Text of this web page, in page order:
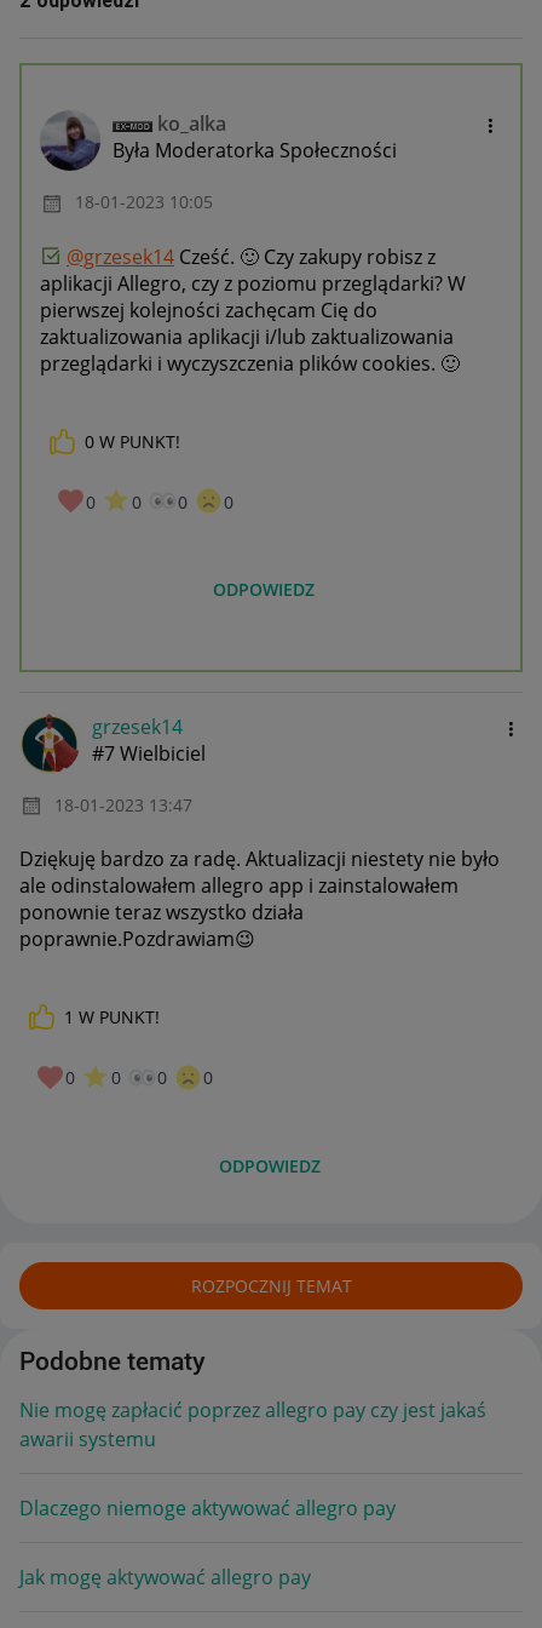
ko_alka
Była Moderatorka Społeczności
‎18-01-2023 10:05
@grzesek14 Cześć. 🙂 Czy zakupy robisz z
aplikacji Allegro, czy z poziomu przeglądarki? W
pierwszej kolejności zachęcam Cię do
zaktualizowania aplikacji i/lub zaktualizowania
przeglądarki i wyczyszczenia plików cookies. 🙂
0 W PUNKT!
0 0 0 0
ODPOWIEDZ
grzesek14
#7 Wielbiciel
‎18-01-2023 13:47
Dziękuję bardzo za radę. Aktualizacji niestety nie było
ale odinstalowałem allegro app i zainstalowałem
ponownie teraz wszystko działa
poprawnie.Pozdrawiam😉
1 W PUNKT!
0 0 0 0
ODPOWIEDZ
ROZPOCZNIJ TEMAT
Podobne tematy
Nie mogę zapłacić poprzez allegro pay czy jest jakaś
awarii systemu
Dlaczego niemoge aktywować allegro pay
Jak mogę aktywować allegro pay